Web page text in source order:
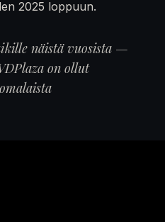
2025 loppuun.
näistä vuosista —
on ollut